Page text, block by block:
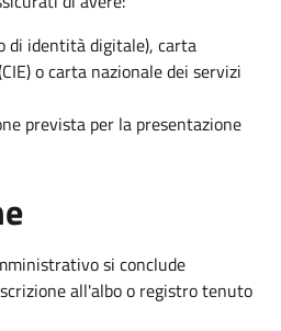
di identità digitale), carta
o carta nazionale dei servizi
prevista per la presentazione
si conclude
all'albo o registro tenuto